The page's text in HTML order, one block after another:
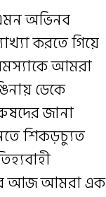
অভিনব
করতে গিয়ে
আমরা
ডেকে
জানা
শিকড়চ্যুত
আজ আমরা এক